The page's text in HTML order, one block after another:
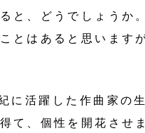
と、どうでしょうか
とはあると思います
に活躍した作曲家の
て、個性を開花させ